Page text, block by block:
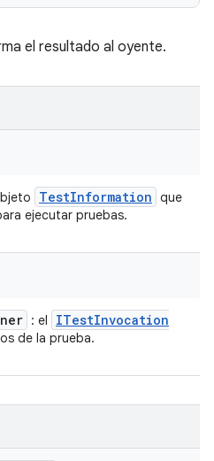
el resultado al oyente.
TestInformation que
ejecutar pruebas.
: el ITestInvocation
de la prueba.